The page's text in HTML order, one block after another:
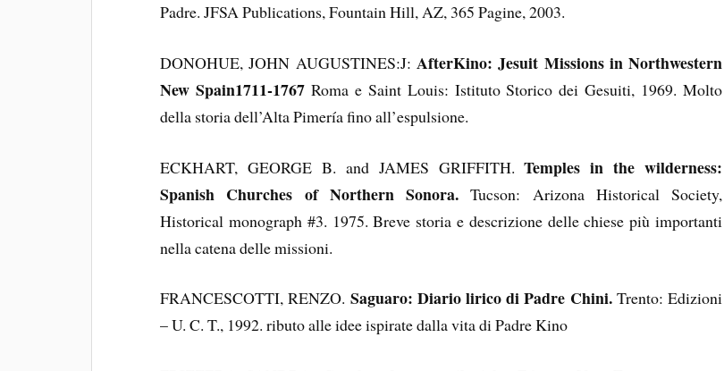
Padre. JFSA Publications, Fountain Hill, AZ, 365 Pagine, 2003.
DONOHUE, JOHN AUGUSTINES:J: AfterKino: Jesuit Missions in Northwestern
New Spain1711-1767 Roma e Saint Louis: Istituto Storico dei Gesuiti, 1969. Molto
della storia dell’Alta Pimería fino all’espulsione.
ECKHART, GEORGE B. and JAMES GRIFFITH.Temples in the wilderness:
Spanish Churches of Northern Sonora. Tucson: Arizona Historical Society,
Historical monograph #3. 1975. Breve storia e descrizione delle chiese più importanti
nella catena delle missioni.
FRANCESCOTTI, RENZO. Saguaro: Diario lirico di Padre Chini.Trento: Edizioni
– U. C. T., 1992. ributo alle idee ispirate dalla vita di Padre Kino